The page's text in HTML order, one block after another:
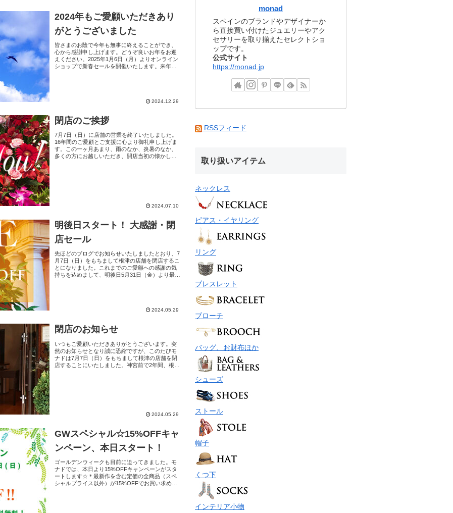
2024年もご愛顧いただきあり
がとうございました
皆さまのお陰で今年も無事に終えることができ、
心から感謝申し上げます。どうぞ良いお年をお迎
えください。2025年1月6日（月）よりオンライン
ショップで新春セールを開催いたします。来年も
2024.12.29
閉店のご挨拶
7月7日（日）に店舗の営業を終了いたしました。
16年間のご愛顧とご支援に心より御礼申し上げま
す。この一ヶ月あまり、雨のなか、炎暑のなか、
多くの方にお越しいただき、開店当初の懐かしい
2024.07.10
明後日スタート！ 大感謝・閉
店セール
先ほどのブログでお知らせいたしましたとおり、7
月7日（日）をもちまして根津の店舗を閉店するこ
とになりました。これまでのご愛顧への感謝の気
持ちを込めまして、明後日5月31日（金）より最終
2024.05.29
閉店のお知らせ
いつもご愛顧いただきありがとうございます。突
然のお知らせとなり誠に恐縮ですが、このたびモ
ナドは7月7日（日）をもちまして根津の店舗を閉
店することにいたしました。神宮前で2年間、根津
2024.05.29
GWスペシャル☆15%OFFキャ
ンペーン、本日スタート！
ゴールデンウィークも目前に迫ってきました。モ
ナドでは、本日より15%OFFキャンペーンがスタ
ートします☆＊最新作を含む定価の全商品（スペ
シャルプライス以外）が15%OFFでお買い求めい
monad
スペインのブランドやデザイナーか
ら直接買い付けたジュエリーやアク
セサリーを取り揃えたセレクトショ
ップです。
公式サイト
https://monad.jp
RSSフィード
取り扱いアイテム
ネックレス
ピアス・イヤリング
リング
ブレスレット
ブローチ
バッグ、お財布ほか
シューズ
ストール
帽子
くつ下
インテリア小物